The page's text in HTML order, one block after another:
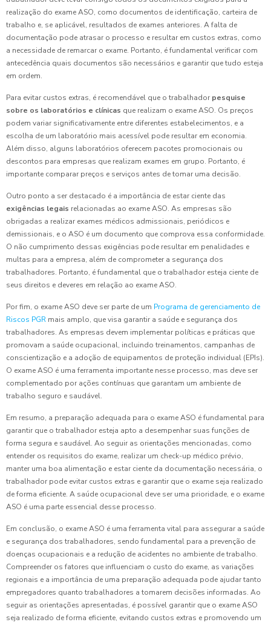
realização do exame ASO, como documentos de identificação, carteira de
trabalho e, se aplicável, resultados de exames anteriores. A falta de
documentação pode atrasar o processo e resultar em custos extras, como
a necessidade de remarcar o exame. Portanto, é fundamental verificar com
antecedência quais documentos são necessários e garantir que tudo esteja
em ordem.
Para evitar custos extras, é recomendável que o trabalhador pesquise
sobre os laboratórios e clínicas que realizam o exame ASO. Os preços
podem variar significativamente entre diferentes estabelecimentos, e a
escolha de um laboratório mais acessível pode resultar em economia.
Além disso, alguns laboratórios oferecem pacotes promocionais ou
descontos para empresas que realizam exames em grupo. Portanto, é
importante comparar preços e serviços antes de tomar uma decisão.
Outro ponto a ser destacado é a importância de estar ciente das
exigências legais relacionadas ao exame ASO. As empresas são
obrigadas a realizar exames médicos admissionais, periódicos e
demissionais, e o ASO é um documento que comprova essa conformidade.
O não cumprimento dessas exigências pode resultar em penalidades e
multas para a empresa, além de comprometer a segurança dos
trabalhadores. Portanto, é fundamental que o trabalhador esteja ciente de
seus direitos e deveres em relação ao exame ASO.
Por fim, o exame ASO deve ser parte de um Programa de gerenciamento de
Riscos PGR mais amplo, que visa garantir a saúde e segurança dos
trabalhadores. As empresas devem implementar políticas e práticas que
promovam a saúde ocupacional, incluindo treinamentos, campanhas de
conscientização e a adoção de equipamentos de proteção individual (EPIs).
O exame ASO é uma ferramenta importante nesse processo, mas deve ser
complementado por ações contínuas que garantam um ambiente de
trabalho seguro e saudável.
Em resumo, a preparação adequada para o exame ASO é fundamental para
garantir que o trabalhador esteja apto a desempenhar suas funções de
forma segura e saudável. Ao seguir as orientações mencionadas, como
entender os requisitos do exame, realizar um check-up médico prévio,
manter uma boa alimentação e estar ciente da documentação necessária, o
trabalhador pode evitar custos extras e garantir que o exame seja realizado
de forma eficiente. A saúde ocupacional deve ser uma prioridade, e o exame
ASO é uma parte essencial desse processo.
Em conclusão, o exame ASO é uma ferramenta vital para assegurar a saúde
e segurança dos trabalhadores, sendo fundamental para a prevenção de
doenças ocupacionais e a redução de acidentes no ambiente de trabalho.
Compreender os fatores que influenciam o custo do exame, as variações
regionais e a importância de uma preparação adequada pode ajudar tanto
empregadores quanto trabalhadores a tomarem decisões informadas. Ao
seguir as orientações apresentadas, é possível garantir que o exame ASO
seja realizado de forma eficiente, evitando custos extras e promovendo um